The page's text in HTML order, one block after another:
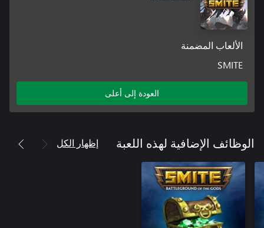
الألعاب المضمنة
SMITE
العودة إلى أعلى
الوظائف الإضافية لهذه اللعبة إظهار الكل